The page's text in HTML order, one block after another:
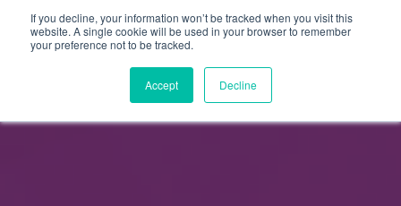
If you decline, your information won’t be tracked when you visit this
website. A single cookie will be used in your browser to remember
your preference not to be tracked.
Accept Decline